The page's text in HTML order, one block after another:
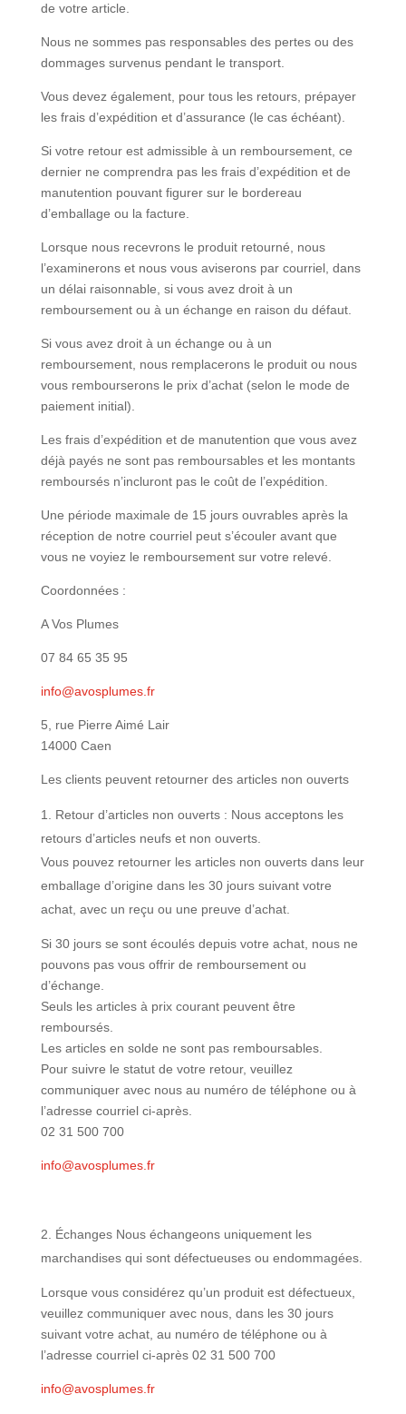
de votre article.
Nous ne sommes pas responsables des pertes ou des
dommages survenus pendant le transport.
Vous devez également, pour tous les retours, prépayer
les frais d’expédition et d’assurance (le cas échéant).
Si votre retour est admissible à un remboursement, ce
dernier ne comprendra pas les frais d’expédition et de
manutention pouvant figurer sur le bordereau
d’emballage ou la facture.
Lorsque nous recevrons le produit retourné, nous
l’examinerons et nous vous aviserons par courriel, dans
un délai raisonnable, si vous avez droit à un
remboursement ou à un échange en raison du défaut.
Si vous avez droit à un échange ou à un
remboursement, nous remplacerons le produit ou nous
vous rembourserons le prix d’achat (selon le mode de
paiement initial).
Les frais d’expédition et de manutention que vous avez
déjà payés ne sont pas remboursables et les montants
remboursés n’incluront pas le coût de l’expédition.
Une période maximale de 15 jours ouvrables après la
réception de notre courriel peut s’écouler avant que
vous ne voyiez le remboursement sur votre relevé.
Coordonnées :
A Vos Plumes
07 84 65 35 95
info@avosplumes.fr
5, rue Pierre Aimé Lair
14000 Caen
Les clients peuvent retourner des articles non ouverts
Retour d’articles non ouverts : Nous acceptons les
retours d’articles neufs et non ouverts.
Vous pouvez retourner les articles non ouverts dans leur
emballage d’origine dans les 30 jours suivant votre
achat, avec un reçu ou une preuve d’achat.
Si 30 jours se sont écoulés depuis votre achat, nous ne
pouvons pas vous offrir de remboursement ou
d’échange.
Seuls les articles à prix courant peuvent être
remboursés.
Les articles en solde ne sont pas remboursables.
Pour suivre le statut de votre retour, veuillez
communiquer avec nous au numéro de téléphone ou à
l’adresse courriel ci-après.
02 31 500 700
info@avosplumes.fr
Échanges Nous échangeons uniquement les
marchandises qui sont défectueuses ou endommagées.
Lorsque vous considérez qu’un produit est défectueux,
veuillez communiquer avec nous, dans les 30 jours
suivant votre achat, au numéro de téléphone ou à
l’adresse courriel ci-après 02 31 500 700
info@avosplumes.fr